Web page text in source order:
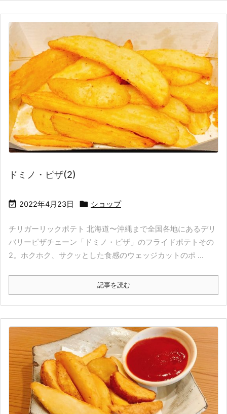
ドミノ・ピザ(2)
 2022年4月23日  ショップ
チリガーリックポテト 北海道〜沖縄まで全国各地にあるデリ
バリーピザチェーン「ドミノ・ピザ」のフライドポテトその
2。ホクホク、サクッとした食感のウェッジカットのポ ...
記事を読む